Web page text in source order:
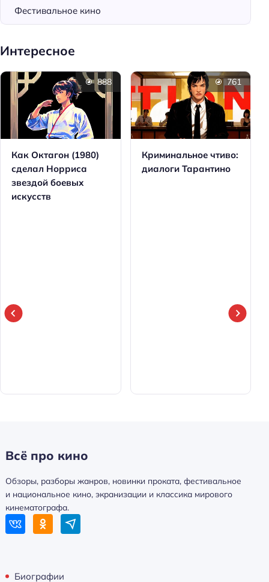
Фестивальное кино
Интересное
Как Октагон (1980)
сделал Норриса
звездой боевых
искусств
888
Криминальное чтиво:
диалоги Тарантино
761
Всё про кино
Обзоры, разборы жанров, новинки проката, фестивальное
и национальное кино, экранизации и классика мирового
кинематографа.
Биографии